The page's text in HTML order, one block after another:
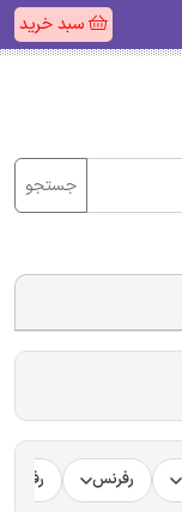
سبد خرید
جستجو
رفرنس